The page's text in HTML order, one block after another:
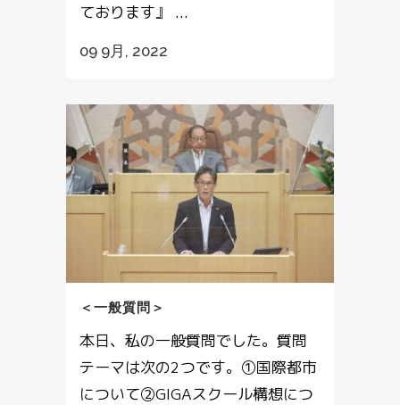
ております』 ...
09 9月, 2022
＜一般質問＞
本日、私の一般質問でした。質問
テーマは次の2つです。①国際都市
について②GIGAスクール構想につ